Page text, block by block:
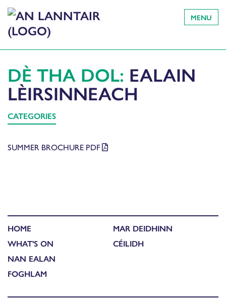
MENU
DÈ THA DOL: EALAIN
LÈIRSINNEACH
CATEGORIES
SUMMER BROCHURE PDF
HOME
WHAT'S ON
NAN EALAN
FOGHLAM
MAR DEIDHINN
CÉILIDH